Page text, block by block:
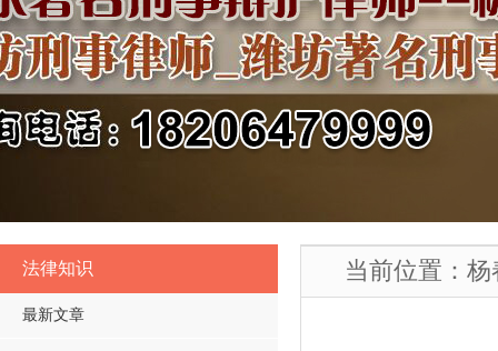
法律知识
最新文章
当前位置： 杨